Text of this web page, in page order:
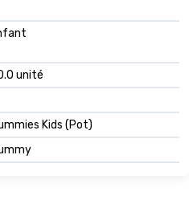
unité
Kids (Pot)